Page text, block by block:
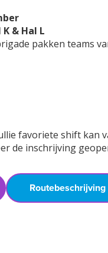
& Hal L
pakken teams
favoriete shift kan
de inschrijving
Routebeschrijving